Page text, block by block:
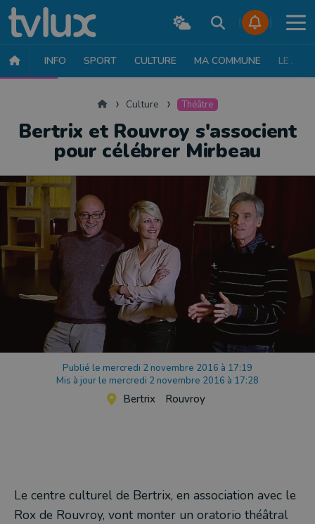
INFO SPORT CULTURE MA COMMUNE LE JT
AccueilCulture Théâtre
Bertrix et Rouvroy s'associent
pour célébrer Mirbeau
Publié le mercredi 2 novembre 2016 à 17:19
Mis à jour le mercredi 2 novembre 2016 à 17:28
Bertrix Rouvroy
Le centre culturel de Bertrix, en association avec le
Rox de Rouvroy, vont monter un oratorio théâtral